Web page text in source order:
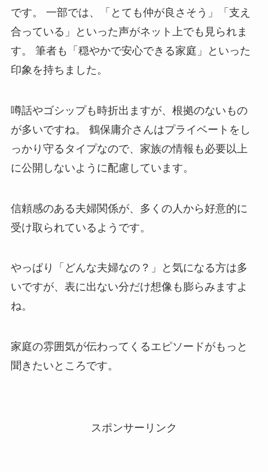
です。 一部では、「とても仲が良さそう」「支え
合っている」といった声がネット上でも見られま
す。 筆者も「穏やかで安心できる家庭」といった
印象を持ちました。
噂話やゴシップも時折出ますが、根拠のないもの
が多いですね。 鶴保庸介さんはプライベートをし
っかり守るタイプなので、家族の情報も必要以上
に公開しないように配慮しています。
信頼感のある夫婦関係が、多くの人から好意的に
受け取られているようです。
やっぱり「どんな夫婦なの？」と気になる方は多
いですが、表に出ない分だけ想像も膨らみますよ
ね。
家庭の雰囲気が伝わってくるエピソードがもっと
聞きたいところです。
スポンサーリンク